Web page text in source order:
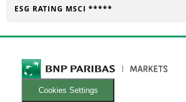
TOGGLE
ESG RATING MSCI *****
Cookies Settings